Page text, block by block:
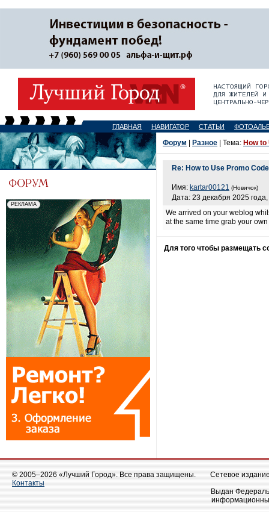
ГЛАВНАЯ НАВИГАТОР СТАТЬИ
Форум Разное | Тема: How
Re: How to Use Promo
Имя: kartar00121 (Новичок)
Дата: 23 декабря 2025
We arrived on your weblog
at the same time grab your
Для того чтобы размещать
© 2005–2026 «Лучший Город». Все права защищены.
Контакты
Сетевое
Выдан